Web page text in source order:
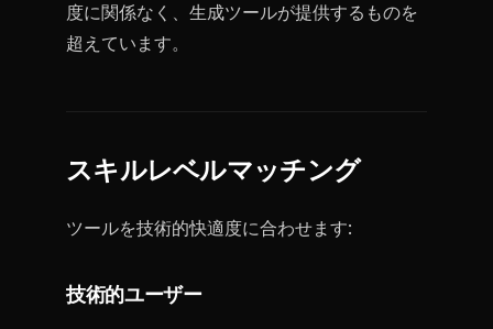
度に関係なく、生成ツールが提供するものを
超えています。
スキルレベルマッチング
ツールを技術的快適度に合わせます:
技術的ユーザー